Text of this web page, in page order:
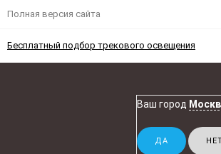
Полная версия сайта
Бесплатный подбор трекового освещения
Ваш город